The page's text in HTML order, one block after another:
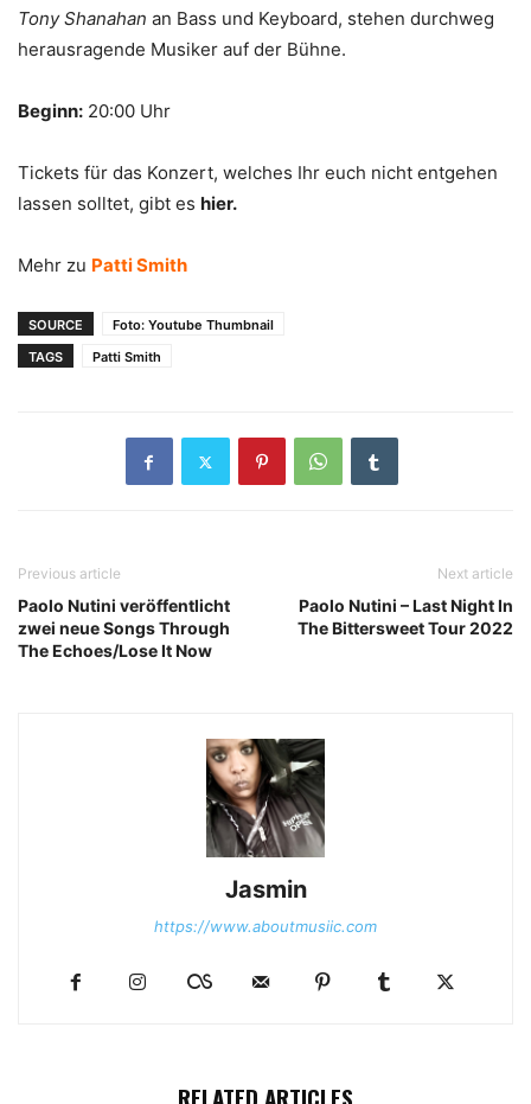
Tony Shanahan an Bass und Keyboard, stehen durchweg
herausragende Musiker auf der Bühne.
Beginn: 20:00 Uhr
Tickets für das Konzert, welches Ihr euch nicht entgehen
lassen solltet, gibt es hier.
Mehr zu Patti Smith
SOURCE
Foto: Youtube Thumbnail
TAGS
Patti Smith
Previous article
Paolo Nutini veröffentlicht
zwei neue Songs Through
The Echoes/Lose It Now
Next article
Paolo Nutini – Last Night In
The Bittersweet Tour 2022
Jasmin
https://www.aboutmusiic.com
RELATED ARTICLES